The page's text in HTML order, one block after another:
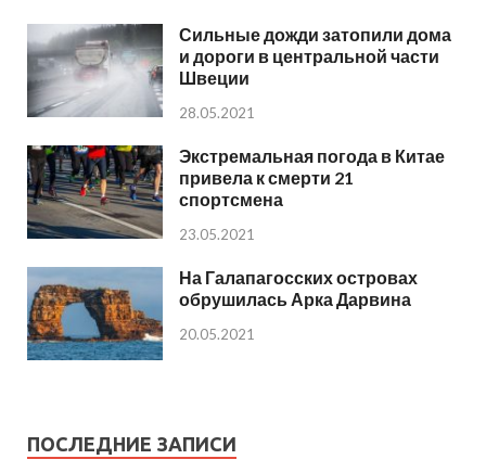
Сильные дожди затопили дома
и дороги в центральной части
Швеции
28.05.2021
Экстремальная погода в Китае
привела к смерти 21
спортсмена
23.05.2021
На Галапагосских островах
обрушилась Арка Дарвина
20.05.2021
ПОСЛЕДНИЕ ЗАПИСИ